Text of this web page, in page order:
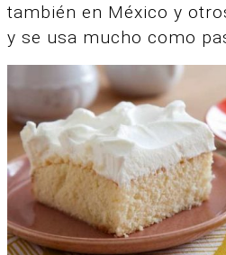
también en México y
y se usa mucho como